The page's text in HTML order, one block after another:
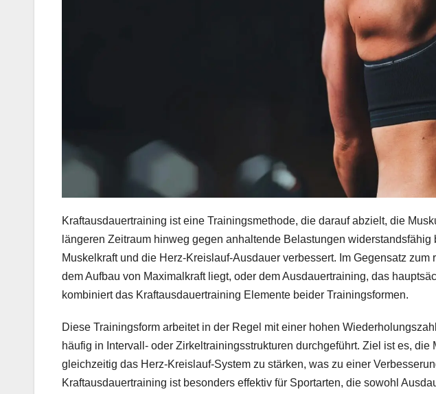
Kraftausdauertraining ist eine Trainingsmethode, die darauf abzielt, die
längeren Zeitraum hinweg gegen anhaltende Belastungen
Muskelkraft und die Herz-Kreislauf-Ausdauer verbessert. Im Gegensatz
dem Aufbau von Maximalkraft liegt, oder dem Ausdauertraining, das
kombiniert das Kraftausdauertraining Elemente beider Trainingsformen.
Diese Trainingsform arbeitet in der Regel mit einer hohen
häufig in Intervall- oder Zirkeltrainingsstrukturen durchgeführt. Ziel ist es, die
gleichzeitig das Herz-Kreislauf-System zu stärken, was zu einer
Kraftausdauertraining ist besonders effektiv für Sportarten, die sowohl